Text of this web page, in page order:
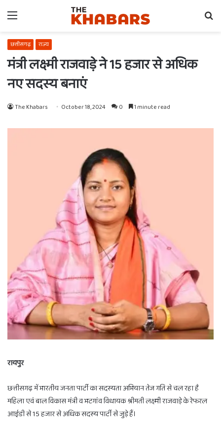
Menu
छत्तीसगढ़ राज्य
मंत्री लक्ष्मी राजवाड़े ने 15 हजार से अधिक
नए सदस्य बनाएं
The Khabars October 18, 2024 0 1 minute read
रायपुर
छत्तीसगढ़ में भारतीय जनता पार्टी का सदस्यता अभियान तेज गति से चल रहा है
महिला एवं बाल विकास मंत्री व भटगांव विधायक श्रीमती लक्ष्मी राजवाड़े के रेफरल
आईडी से 15 हजार से अधिक सदस्य पार्टी से जुड़े हैं।